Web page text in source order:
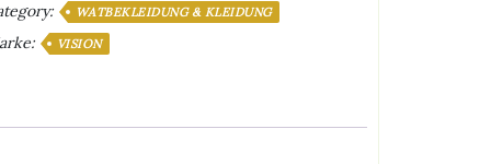
WATBEKLEIDUNG & KLEIDUNG
VISION